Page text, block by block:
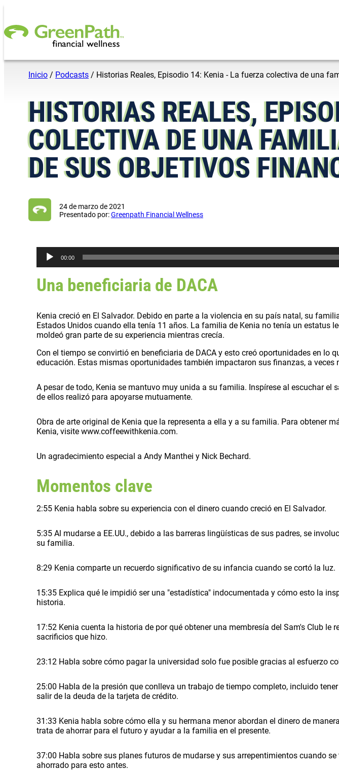
Inicio / Podcasts / Historias Reales, Episodio 14: Kenia - La fuerza colectiva de una
HISTORIAS REALES,
COLECTIVA DE UNA
DE SUS OBJETIVOS
24 de marzo de 2021
Presentado por:Greenpath Financial Wellness
r
o
c
t
o
r
d
e
u
d
00:00
Una beneficiaria de DACA
Kenia creció en El Salvador. Debido en parte a la violencia en su país natal, su
Estados Unidos cuando ella tenía 11 años. La familia de Kenia no tenía un estatus
moldeó gran parte de su experiencia mientras crecía.
Con el tiempo se convirtió en beneficiaria de DACA y esto creó oportunidades en lo
educación. Estas mismas oportunidades también impactaron sus finanzas, a veces
A pesar de todo, Kenia se mantuvo muy unida a su familia. Inspírese al escuchar el
de ellos realizó para apoyarse mutuamente.
Obra de arte original de Kenia que la representa a ella y a su familia. Para obtener
Kenia, visite www.coffeewithkenia.com.
Un agradecimiento especial a Andy Manthei y Nick Bechard.
Momentos clave
2:55 Kenia habla sobre su experiencia con el dinero cuando creció en El Salvador.
5:35 Al mudarse a EE.UU., debido a las barreras lingüísticas de sus padres, se
su familia.
8:29 Kenia comparte un recuerdo significativo de su infancia cuando se cortó la luz.
15:35 Explica qué le impidió ser una "estadística" indocumentada y cómo esto la
historia.
17:52 Kenia cuenta la historia de por qué obtener una membresía del Sam's Club le
sacrificios que hizo.
23:12 Habla sobre cómo pagar la universidad solo fue posible gracias al esfuerzo
25:00 Habla de la presión que conlleva un trabajo de tiempo completo, incluido
salir de la deuda de la tarjeta de crédito.
31:33 Kenia habla sobre cómo ella y su hermana menor abordan el dinero de
trata de ahorrar para el futuro y ayudar a la familia en el presente.
37:00 Habla sobre sus planes futuros de mudarse y sus arrepentimientos cuando
ahorrado para esto antes.